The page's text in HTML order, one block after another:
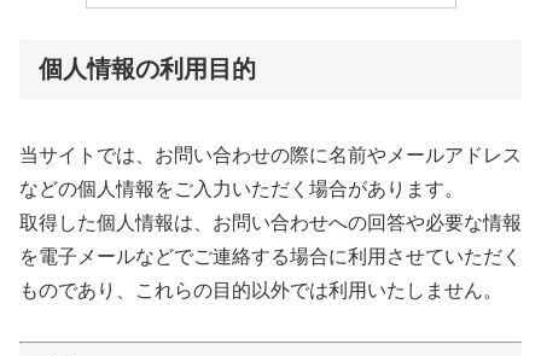
個人情報の利用目的
当サイトでは、お問い合わせの際に名前やメールアドレス
などの個人情報をご入力いただく場合があります。
取得した個人情報は、お問い合わせへの回答や必要な情報
を電子メールなどでご連絡する場合に利用させていただく
ものであり、これらの目的以外では利用いたしません。